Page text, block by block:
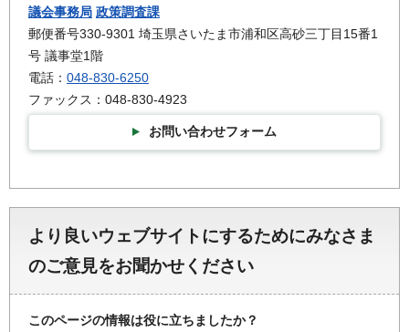
議会事務局 政策調査課
郵便番号330-9301 埼玉県さいたま市浦和区高砂三丁目15番1
号 議事堂1階
電話： 048-830-6250
ファックス：048-830-4923
お問い合わせフォーム
より良いウェブサイトにするためにみなさま
のご意見をお聞かせください
このページの情報は役に立ちましたか？